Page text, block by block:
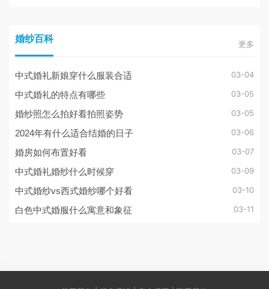
婚纱百科 更多
中式婚礼新娘穿什么服装合适 03-04
中式婚礼的特点有哪些 03-05
婚纱照怎么拍好看拍照姿势 03-05
2024年有什么适合结婚的日子 03-06
婚房如何布置好看 03-07
中式婚礼婚纱什么时候穿 03-09
中式婚纱vs西式婚纱哪个好看 03-10
白色中式婚服什么寓意和象征 03-11